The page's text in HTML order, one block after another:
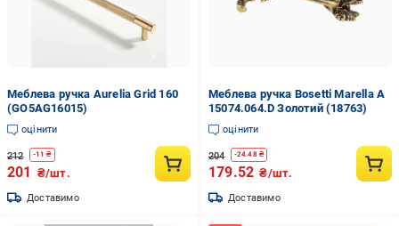
Меблева ручка Aurelia Grid 160
(GO5AG16015)
оцінити
212 -11 ₴
201 ₴/шт.
Доставимо
Меблева ручка Bosetti Marella A
15074.064.D Золотий (18763)
оцінити
204 -24.48₴
179.52 ₴/шт.
Доставимо